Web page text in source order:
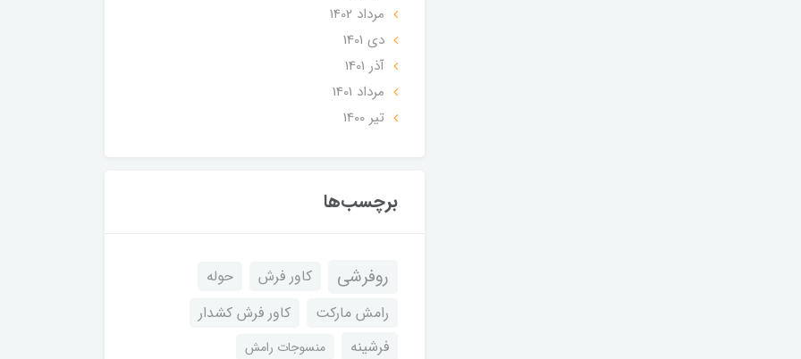
مرداد 1402
دی 1401
آذر 1401
مرداد 1401
تير 1400
برچسب‌ها
روفرشی کاور فرش
حوله
رامش مارکت
کاور فرش کشدار
فرشینه
منسوجات رامش